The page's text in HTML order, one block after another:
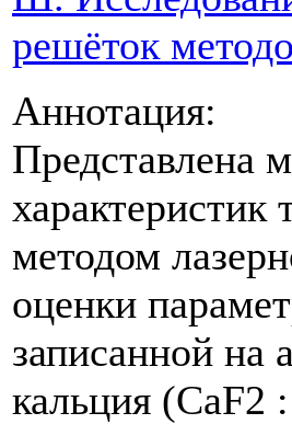
решёток
Аннотация:
Представлена
методом
оценки
записанной на
кальция (CaF2